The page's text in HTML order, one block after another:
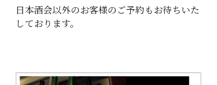
日本酒会以外のお客様のご予約もお待ちいた
しております。